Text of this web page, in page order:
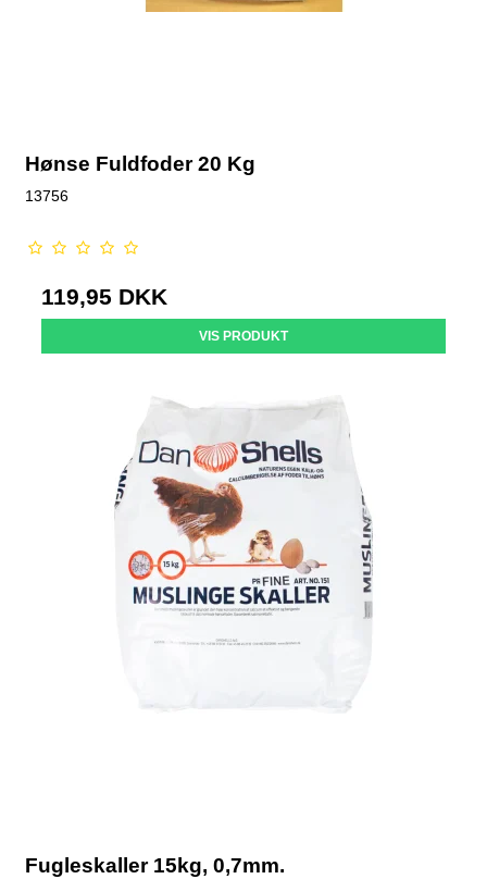
Hønse Fuldfoder 20 Kg
13756
119,95 DKK
VIS PRODUKT
Fugleskaller 15kg, 0,7mm.